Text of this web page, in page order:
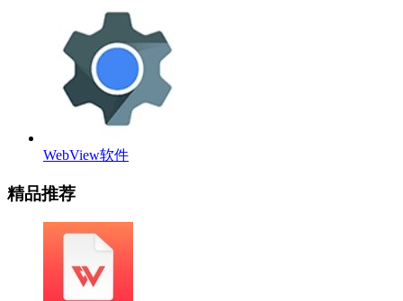
WebView软件
精品推荐